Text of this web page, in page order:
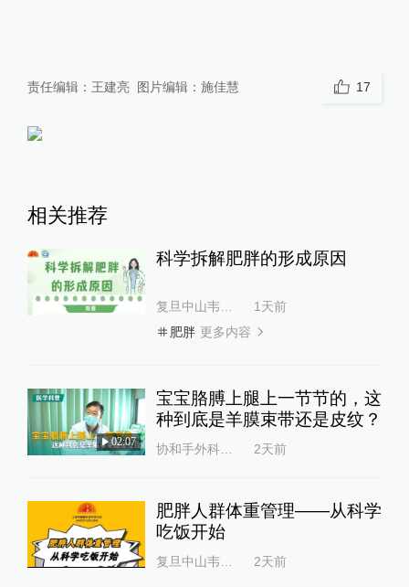
责任编辑： 王建亮 图片编辑： 施佳慧 17
相关推荐
科学拆解肥胖的形成原因
复旦中山韦素兰
1天前
肥胖 更多内容
02:07
宝宝胳膊上腿上一节节的，这
种到底是羊膜束带还是皮纹？
协和手外科陈江海 2天前
肥胖人群体重管理——从科学
吃饭开始
2天前